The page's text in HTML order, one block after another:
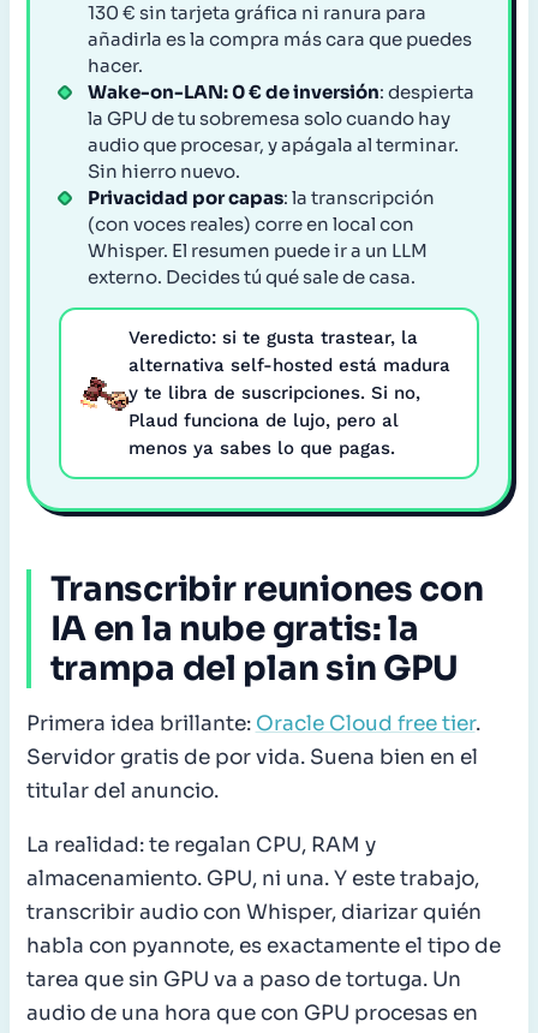
130 € sin tarjeta gráfica ni ranura para
añadirla es la compra más cara que puedes
hacer.
Wake-on-LAN: 0 € de inversión: despierta
la GPU de tu sobremesa solo cuando hay
audio que procesar, y apágala al terminar.
Sin hierro nuevo.
Privacidad por capas: la transcripción
(con voces reales) corre en local con
Whisper. El resumen puede ir a un LLM
externo. Decides tú qué sale de casa.
Veredicto: si te gusta trastear, la
alternativa self-hosted está madura
y te libra de suscripciones. Si no,
Plaud funciona de lujo, pero al
menos ya sabes lo que pagas.
Transcribir reuniones con
IA en la nube gratis: la
trampa del plan sin GPU
Primera idea brillante: Oracle Cloud free tier.
Servidor gratis de por vida. Suena bien en el
titular del anuncio.
La realidad: te regalan CPU, RAM y
almacenamiento. GPU, ni una. Y este trabajo,
transcribir audio con Whisper, diarizar quién
habla con pyannote, es exactamente el tipo de
tarea que sin GPU va a paso de tortuga. Un
audio de una hora que con GPU procesas en